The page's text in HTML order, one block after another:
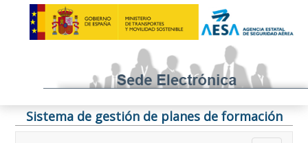
Sistema de gestión de planes de formación